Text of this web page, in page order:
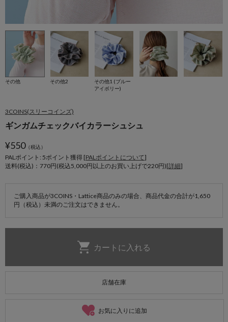
その他 その他2
その他1 (ブルー
アイボリー)
3COINS(スリーコインズ)
ギンガムチェックバイカラーシュシュ
¥550（税込）
PALポイント: 5ポイント獲得 [PALポイントについて]
送料(税込)：770円(税込5,000円以上のお買い上げで220円)[詳細]
ご購入商品が3COINS・Lattice商品のみの場合、商品代金の合計が1,650
円（税込）未満のご注文はできません。
店舗在庫
お気に入りに追加